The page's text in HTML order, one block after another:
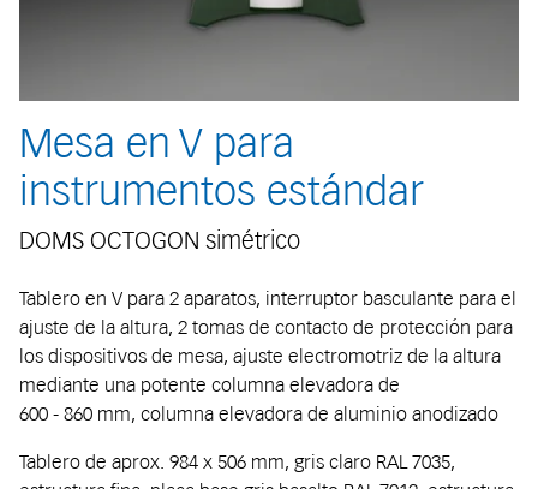
Mesa en V para
instrumentos estándar
DOMS OCTOGON simétrico
Tablero en V para 2 aparatos, interruptor basculante para el
ajuste de la altura, 2 tomas de contacto de protección para
los dispositivos de mesa, ajuste electromotriz de la altura
mediante una potente columna elevadora de
600 - 860 mm, columna elevadora de aluminio anodizado
Tablero de aprox. 984 x 506 mm, gris claro RAL 7035,